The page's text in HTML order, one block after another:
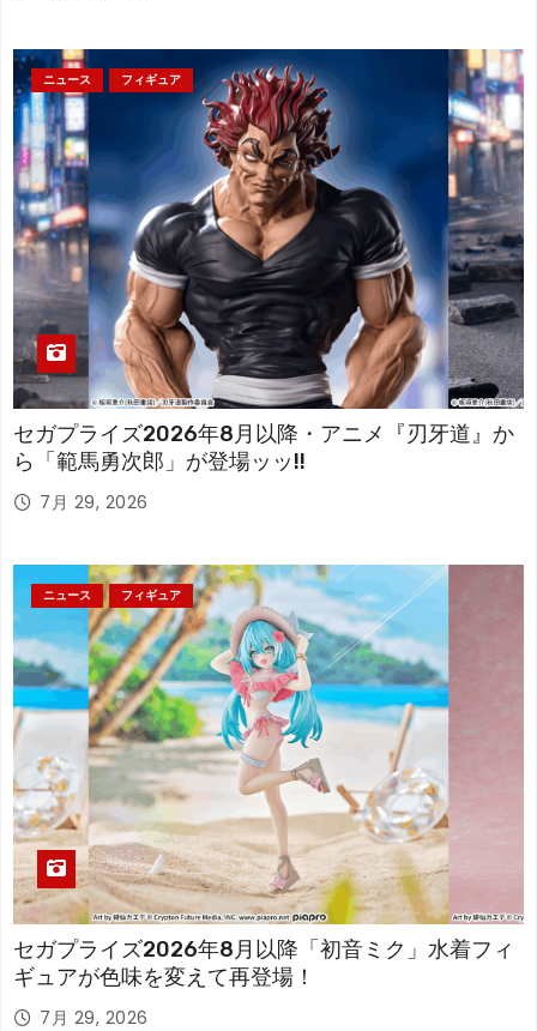
ニュース フィギュア
セガプライズ2026年8月以降・アニメ『刃牙道』か
ら「範馬勇次郎」が登場ッッ!!
7月 29, 2026
ニュース フィギュア
セガプライズ2026年8月以降「初音ミク」水着フィ
ギュアが色味を変えて再登場！
7月 29, 2026